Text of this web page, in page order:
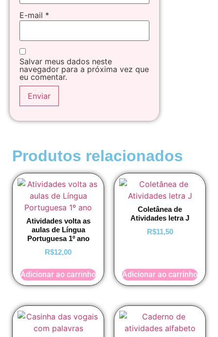
E-mail *
Salvar meus dados neste
navegador para a próxima vez que
eu comentar.
Produtos relacionados
Atividades volta as
aulas de Língua
Portuguesa 1º ano
R$12,00
Adicionar ao carrinho
Coletânea de
Atividades letra J
R$11,50
Adicionar ao carrinho